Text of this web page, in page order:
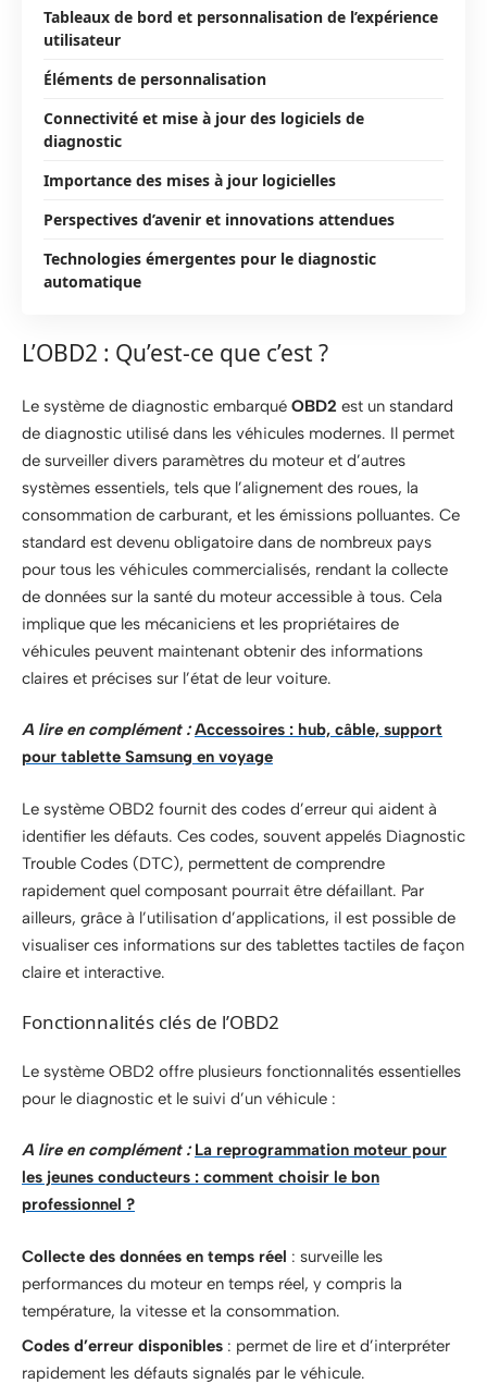
Tableaux de bord et personnalisation de l’expérience
utilisateur
Éléments de personnalisation
Connectivité et mise à jour des logiciels de
diagnostic
Importance des mises à jour logicielles
Perspectives d’avenir et innovations attendues
Technologies émergentes pour le diagnostic
automatique
L’OBD2 : Qu’est-ce que c’est ?
Le système de diagnostic embarqué OBD2 est un standard
de diagnostic utilisé dans les véhicules modernes. Il permet
de surveiller divers paramètres du moteur et d’autres
systèmes essentiels, tels que l’alignement des roues, la
consommation de carburant, et les émissions polluantes. Ce
standard est devenu obligatoire dans de nombreux pays
pour tous les véhicules commercialisés, rendant la collecte
de données sur la santé du moteur accessible à tous. Cela
implique que les mécaniciens et les propriétaires de
véhicules peuvent maintenant obtenir des informations
claires et précises sur l’état de leur voiture.
A lire en complément : Accessoires : hub, câble, support
pour tablette Samsung en voyage
Le système OBD2 fournit des codes d’erreur qui aident à
identifier les défauts. Ces codes, souvent appelés Diagnostic
Trouble Codes (DTC), permettent de comprendre
rapidement quel composant pourrait être défaillant. Par
ailleurs, grâce à l’utilisation d’applications, il est possible de
visualiser ces informations sur des tablettes tactiles de façon
claire et interactive.
Fonctionnalités clés de l’OBD2
Le système OBD2 offre plusieurs fonctionnalités essentielles
pour le diagnostic et le suivi d’un véhicule :
A lire en complément : La reprogrammation moteur pour
les jeunes conducteurs : comment choisir le bon
professionnel ?
Collecte des données en temps réel : surveille les
performances du moteur en temps réel, y compris la
température, la vitesse et la consommation.
Codes d’erreur disponibles : permet de lire et d’interpréter
rapidement les défauts signalés par le véhicule.